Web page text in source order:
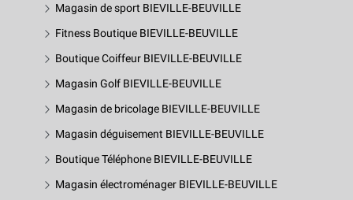
Magasin de sport BIEVILLE-BEUVILLE
Fitness Boutique BIEVILLE-BEUVILLE
Boutique Coiffeur BIEVILLE-BEUVILLE
Magasin Golf BIEVILLE-BEUVILLE
Magasin de bricolage BIEVILLE-BEUVILLE
Magasin déguisement BIEVILLE-BEUVILLE
Boutique Téléphone BIEVILLE-BEUVILLE
Magasin électroménager BIEVILLE-BEUVILLE